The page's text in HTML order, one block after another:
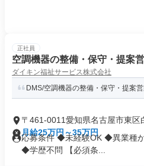
正社員
空調機器の整備・保守・提案
ダイキン福祉サービス株式会社
DMS/空調機器の整備・保守・提案
〒461-0011愛知県名古屋市東区
月給25万円～35万円
応募条件 ◆未経験OK ◆異業種
◆学歴不問 【必須条...